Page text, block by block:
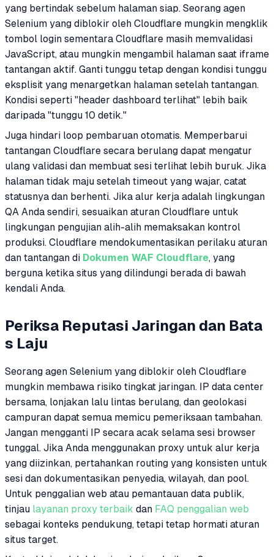
yang bertindak sebelum halaman siap. Seorang agen
Selenium yang diblokir oleh Cloudflare mungkin mengklik
tombol login sementara Cloudflare masih memvalidasi
JavaScript, atau mungkin mengambil halaman saat iframe
tantangan aktif. Ganti tunggu tetap dengan kondisi tunggu
eksplisit yang menargetkan halaman setelah tantangan.
Kondisi seperti "header dashboard terlihat" lebih baik
daripada "tunggu 10 detik."
Juga hindari loop pembaruan otomatis. Memperbarui
tantangan Cloudflare secara berulang dapat mengatur
ulang validasi dan membuat sesi terlihat lebih buruk. Jika
halaman tidak maju setelah timeout yang wajar, catat
statusnya dan berhenti. Jika alur kerja adalah lingkungan
QA Anda sendiri, sesuaikan aturan Cloudflare untuk
lingkungan pengujian alih-alih memaksakan kontrol
produksi. Cloudflare mendokumentasikan perilaku aturan
dan tantangan di Dokumen WAF Cloudflare, yang
berguna ketika situs yang dilindungi berada di bawah
kendali Anda.
Periksa Reputasi Jaringan dan Bata
s Laju
Seorang agen Selenium yang diblokir oleh Cloudflare
mungkin membawa risiko tingkat jaringan. IP data center
bersama, lonjakan lalu lintas berulang, dan geolokasi
campuran dapat semua memicu pemeriksaan tambahan.
Jangan mengganti IP secara acak selama sesi browser
tunggal. Jika Anda menggunakan proxy untuk alur kerja
yang diizinkan, pertahankan routing yang konsisten untuk
sesi dan dokumentasikan penyedia, wilayah, dan pool.
Untuk penggalian web atau pemantauan data publik,
tinjau layanan proxy terbaik dan FAQ penggalian web
sebagai konteks pendukung, tetapi tetap hormati aturan
situs target.